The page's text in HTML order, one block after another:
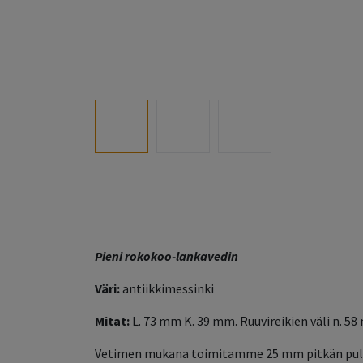
Pieni rokokoo-lankavedin
Väri:antiikkimessinki
Mitat: L. 73 mm K. 39 mm. Ruuvireikien väli n. 58
Vetimen mukana toimitamme 25 mm pitkän